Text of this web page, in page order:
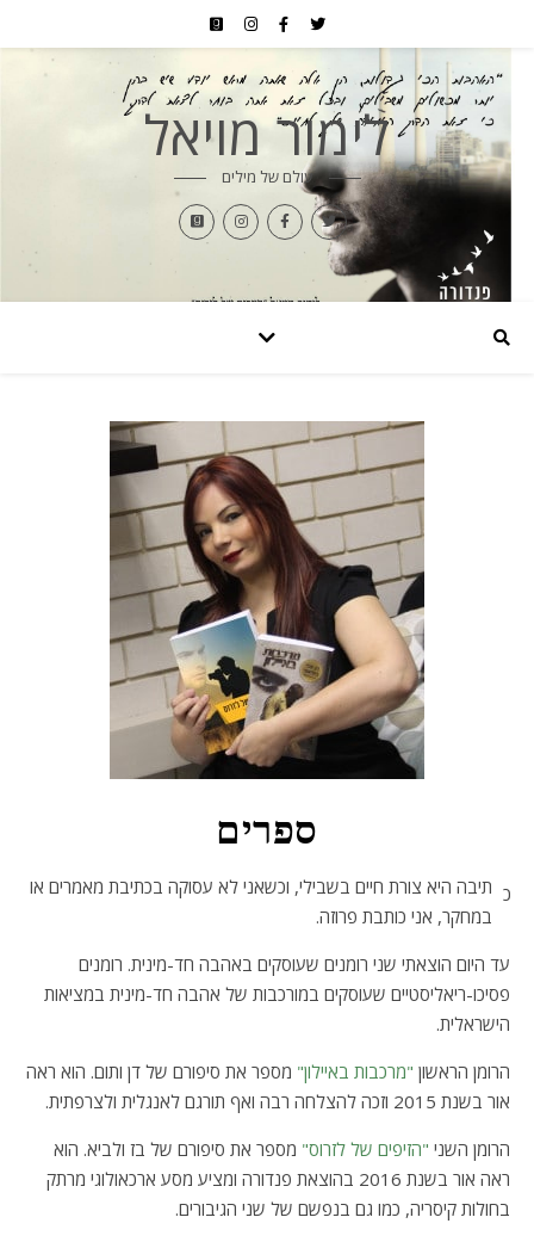
לימור מויאל
עולם של מילים
ספרים
כ תיבה היא צורת חיים בשבילי, וכשאני לא עסוקה בכתיבת מאמרים או
במחקר, אני כותבת פרוזה.
עד היום הוצאתי שני רומנים שעוסקים באהבה חד-מינית. רומנים
פסיכו-ריאליסטיים שעוסקים במורכבות של אהבה חד-מינית במציאות
הישראלית.
הרומן הראשון "מרכבות באיילון" מספר את סיפורם של דן ותום. הוא ראה
אור בשנת 2015 וזכה להצלחה רבה ואף תורגם לאנגלית ולצרפתית.
הרומן השני "הזיפים של לזרוס" מספר את סיפורם של בז ולביא. הוא
ראה אור בשנת 2016 בהוצאת פנדורה ומציע מסע ארכאולוגי מרתק
בחולות קיסריה, כמו גם בנפשם של שני הגיבורים.